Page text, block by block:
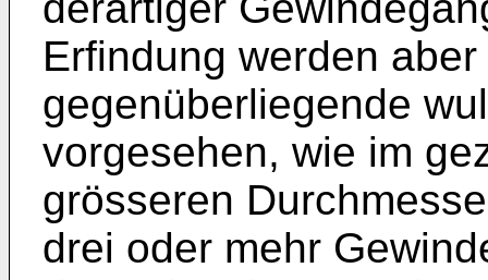
Erfindung werden
gegenüberliegende
vorgesehen, wie im
grösseren
drei oder mehr